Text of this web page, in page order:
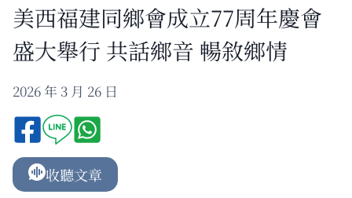
美西福建同鄉會成立77周年慶會
盛大舉行 共話鄉音 暢敘鄉情
2026 年 3 月 26 日
收聽文章